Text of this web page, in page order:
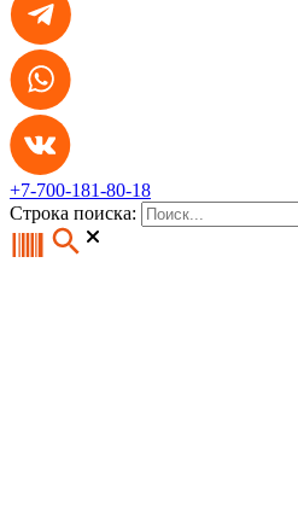
+7-700-181-80-18
Строка поиска: